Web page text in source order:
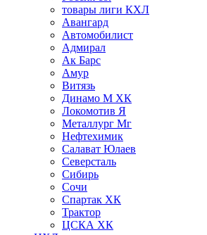
товары лиги КХЛ
Авангард
Автомобилист
Адмирал
Ак Барс
Амур
Витязь
Динамо М ХК
Локомотив Я
Металлург Мг
Нефтехимик
Салават Юлаев
Северсталь
Сибирь
Сочи
Спартак ХК
Трактор
ЦСКА ХК